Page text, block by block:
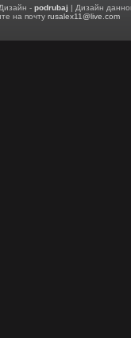
-podrubaj | Дизайн
на почтуrusalex11@live.com